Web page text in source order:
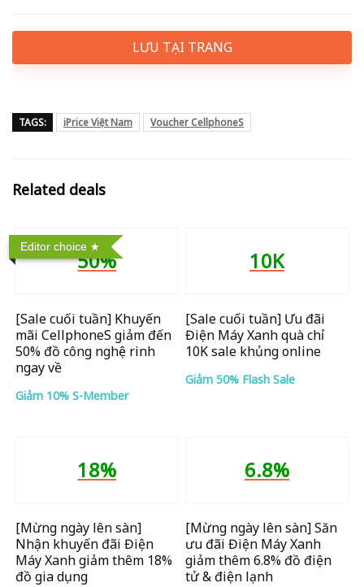
LƯU TẠI TRANG
TAGS: iPrice Việt Nam Voucher CellphoneS
Related deals
Editor choice
50%
[Sale cuối tuần] Khuyến
mãi CellphoneS giảm đến
50% đồ công nghệ rinh
ngay về
Giảm 10% S-Member
10K
[Sale cuối tuần] Ưu đãi
Điện Máy Xanh quà chỉ
10K sale khủng online
Giảm 50% Flash Sale
18%
[Mừng ngày lên sàn]
Nhận khuyến đãi Điện
Máy Xanh giảm thêm 18%
đồ gia dụng
6.8%
[Mừng ngày lên sàn] Săn
ưu đãi Điện Máy Xanh
giảm thêm 6.8% đồ điện
tử & điện lạnh